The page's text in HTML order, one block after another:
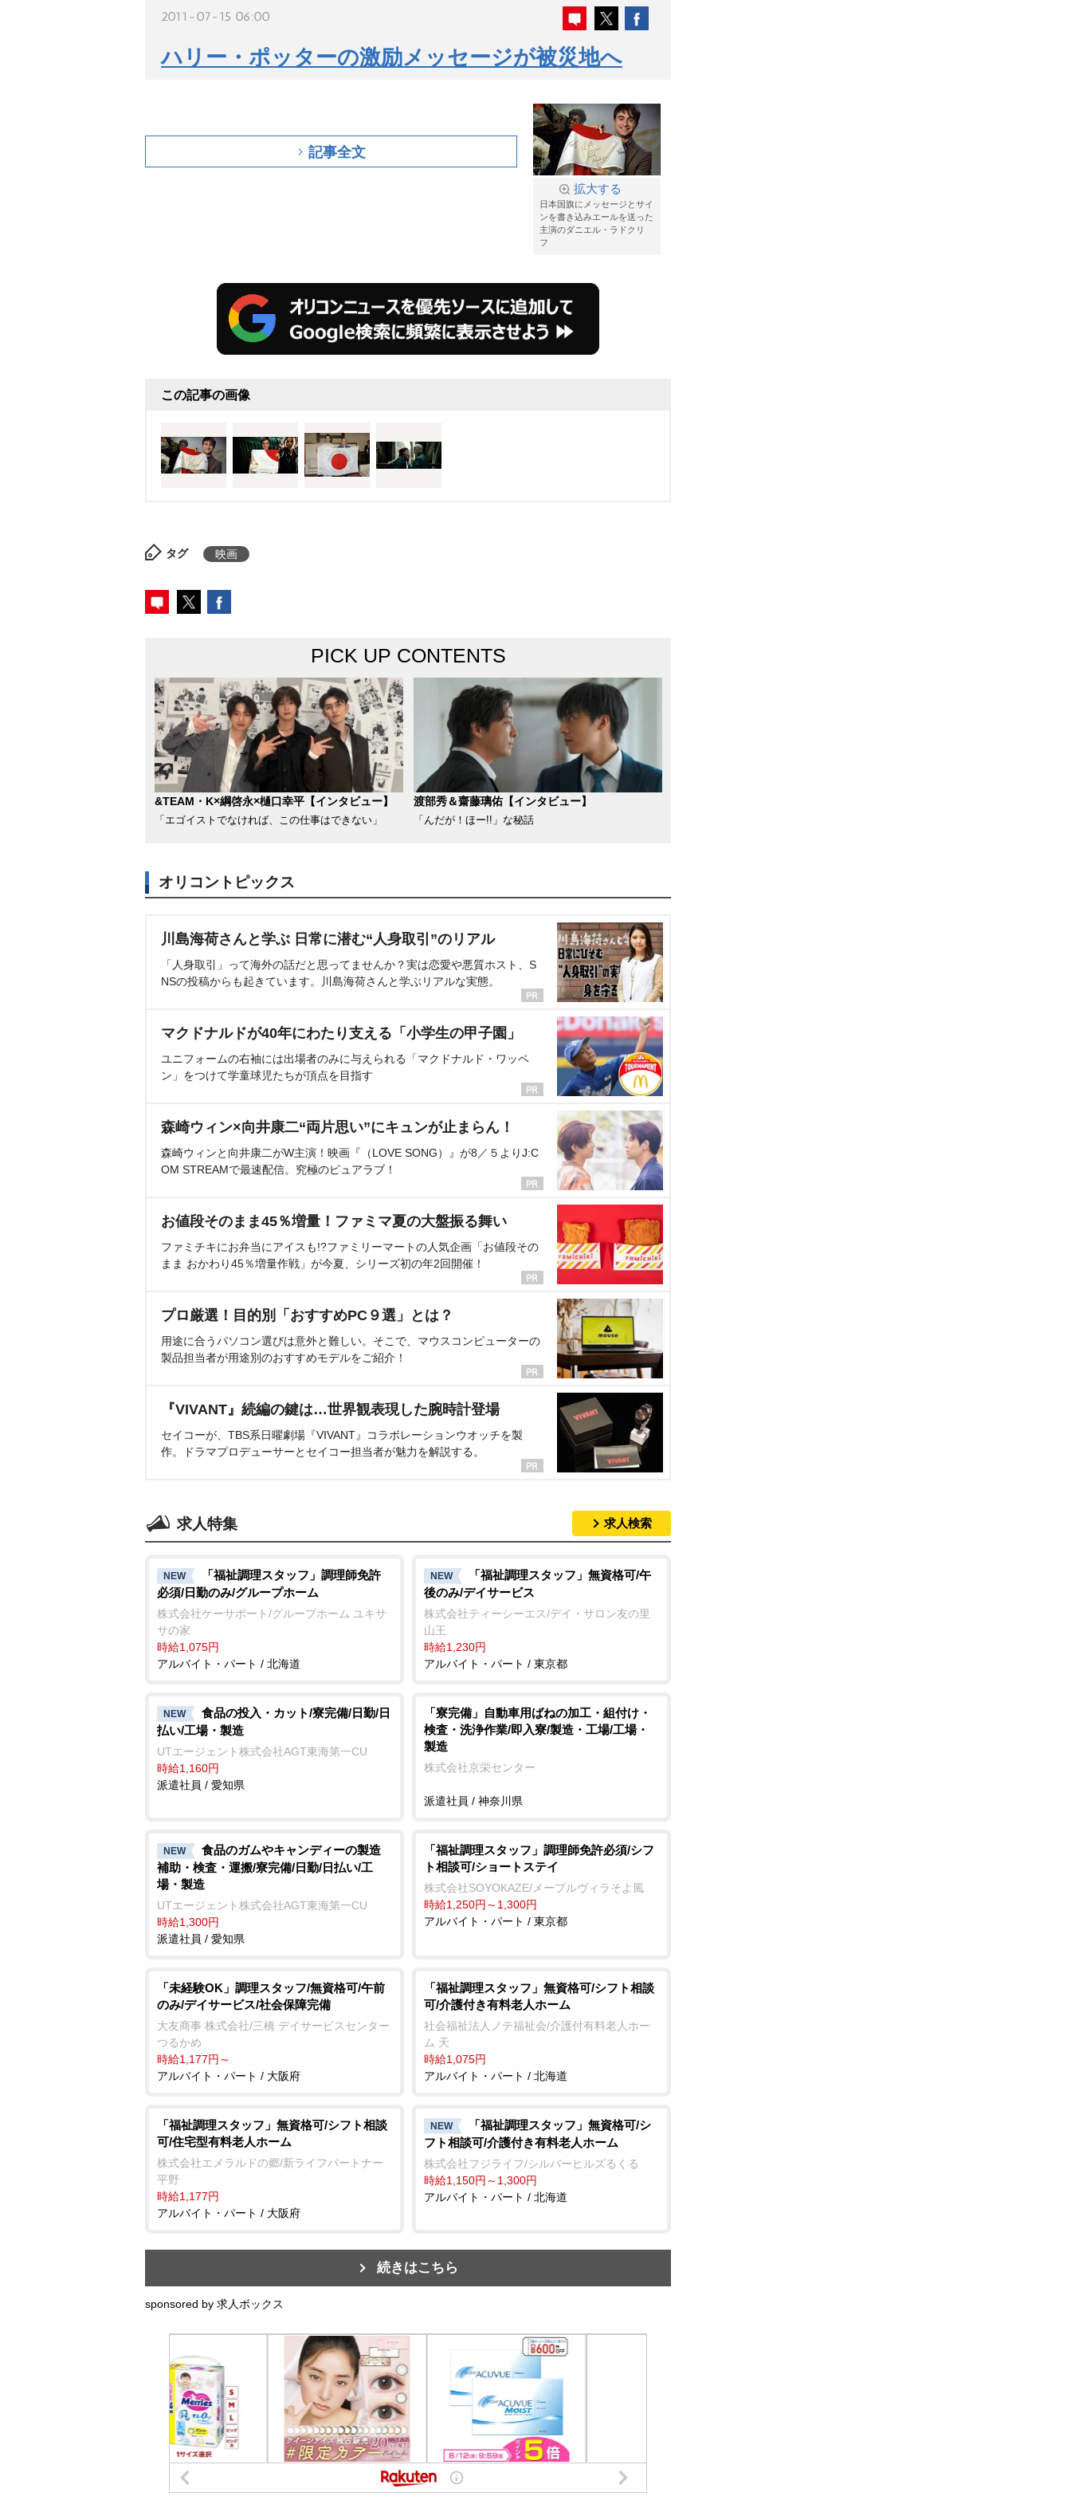
2011-07-15 06:00
ハリー・ポッターの激励メッセージが被災地へ
拡大する
日本国旗にメッセージとサイ
ンを書き込みエールを送った
主演のダニエル・ラドクリ
フ
記事全文
この記事の画像
タグ 映画
PICK UP CONTENTS
&TEAM・K×綱啓永×樋口幸平【インタビュー】
「エゴイストでなければ、この仕事はできない」
渡部秀＆齋藤璃佑【インタビュー】
「んだが！ほー!!」な秘話
オリコントピックス
川島海荷さんと学ぶ 日常に潜む“人身取引”のリアル
「人身取引」って海外の話だと思ってませんか？実は恋愛や悪質ホスト、S
NSの投稿からも起きています。川島海荷さんと学ぶリアルな実態。
マクドナルドが40年にわたり支える「小学生の甲子園」
ユニフォームの右袖には出場者のみに与えられる「マクドナルド・ワッペ
ン」をつけて学童球児たちが頂点を目指す
森崎ウィン×向井康二“両片思い”にキュンが止まらん！
森崎ウィンと向井康二がW主演！映画『（LOVE SONG）』が8／５よりJ:C
OM STREAMで最速配信。究極のピュアラブ！
お値段そのまま45％増量！ファミマ夏の大盤振る舞い
ファミチキにお弁当にアイスも!?ファミリーマートの人気企画「お値段その
まま おかわり45％増量作戦」が今夏、シリーズ初の年2回開催！
プロ厳選！目的別「おすすめPC９選」とは？
用途に合うパソコン選びは意外と難しい。そこで、マウスコンピューターの
製品担当者が用途別のおすすめモデルをご紹介！
『VIVANT』続編の鍵は…世界観表現した腕時計登場
セイコーが、TBS系日曜劇場『VIVANT』コラボレーションウオッチを製
作。ドラマプロデューサーとセイコー担当者が魅力を解説する。
求人特集 求人検索
NEW
「福祉調理スタッフ」調理師免許
必須/日勤のみ/グループホーム
株式会社ケーサポート/グループホーム ユキサ
サの家
時給1,075円
アルバイト・パート / 北海道
NEW
「福祉調理スタッフ」無資格可/午
後のみ/デイサービス
株式会社ティーシーエス/デイ・サロン友の里
山王
時給1,230円
アルバイト・パート / 東京都
NEW
食品の投入・カット/寮完備/日勤/日
払い/工場・製造
UTエージェント株式会社AGT東海第一CU
時給1,160円
派遣社員 / 愛知県
「寮完備」自動車用ばねの加工・組付け・
検査・洗浄作業/即入寮/製造・工場/工場・
製造
株式会社京栄センター
派遣社員 / 神奈川県
NEW
食品のガムやキャンディーの製造
補助・検査・運搬/寮完備/日勤/日払い/工
場・製造
UTエージェント株式会社AGT東海第一CU
時給1,300円
派遣社員 / 愛知県
「福祉調理スタッフ」調理師免許必須/シフ
ト相談可/ショートステイ
株式会社SOYOKAZE/メープルヴィラそよ風
時給1,250円～1,300円
アルバイト・パート / 東京都
「未経験OK」調理スタッフ/無資格可/午前
のみ/デイサービス/社会保障完備
大友商事 株式会社/三橋 デイサービスセンター
つるかめ
時給1,177円～
アルバイト・パート / 大阪府
「福祉調理スタッフ」無資格可/シフト相談
可/介護付き有料老人ホーム
社会福祉法人ノテ福祉会/介護付有料老人ホー
ム 天
時給1,075円
アルバイト・パート / 北海道
「福祉調理スタッフ」無資格可/シフト相談
可/住宅型有料老人ホーム
株式会社エメラルドの郷/新ライフパートナー
平野
時給1,177円
アルバイト・パート / 大阪府
NEW
「福祉調理スタッフ」無資格可/シ
フト相談可/介護付き有料老人ホーム
株式会社フジライフ/シルバーヒルズるくる
時給1,150円～1,300円
アルバイト・パート / 北海道
続きはこちら
sponsored by 求人ボックス